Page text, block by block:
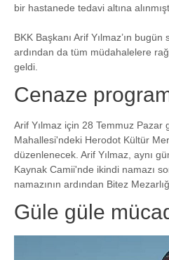
bir hastanede tedavi altına
BKK Başkanı Arif Yılmaz’ın
ardından da tüm müdahalelere
geldi.
Cenaze
Arif Yılmaz için 28 Temmuz Pazar
Mahallesi'ndeki Herodot Kültür
düzenlenecek. Arif Yılmaz, aynı
Kaynak Camii'nde ikindi namazı
namazının ardından Bitez
Güle güle